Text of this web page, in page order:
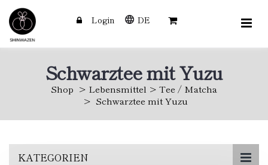
Login DE
Schwarztee mit Yuzu
Shop Lebensmittel
Tee / Matcha
Schwarztee mit Yuzu
KATEGORIEN